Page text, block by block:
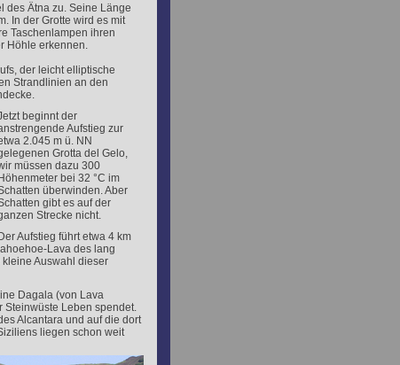
des Ätna zu. Seine Länge
In der Grotte wird es mit
Taschenlampen ihren
Höhle erkennen.
der leicht elliptische
Strandlinien an den
beginnt der
Aufstieg zur
2.045 m ü. NN
Grotta del Gelo,
müssen dazu 300
Höhenmeter bei 32 °C im
überwinden. Aber
gibt es auf der
Strecke nicht.
Der Aufstieg führt etwa 4 km
Lava des lang
Auswahl dieser
Dagala (von Lava
Steinwüste Leben spendet.
Alcantara und auf die dort
liegen schon weit